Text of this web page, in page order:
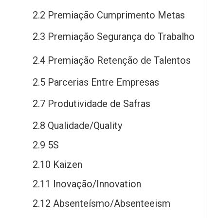
2.2 Premiação Cumprimento Metas
2.3 Premiação Segurança do Trabalho
2.4 Premiação Retenção de Talentos
2.5 Parcerias Entre Empresas
2.7 Produtividade de Safras
2.8 Qualidade/Quality
2.9 5S
2.10 Kaizen
2.11 Inovação/Innovation
2.12 Absenteísmo/Absenteeism